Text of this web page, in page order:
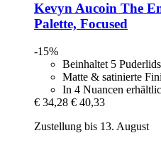
Kevyn Aucoin The
Palette, Focused
-15%
Beinhaltet 5
Matte & satinierte
In 4 Nuancen
€ 34,28 € 40,33
Zustellung bis 13. August